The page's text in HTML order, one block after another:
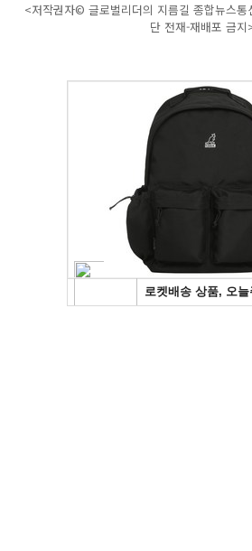
<저작권자© 글로벌리더의 지름길 종합뉴스
단 전재-재배포 금지